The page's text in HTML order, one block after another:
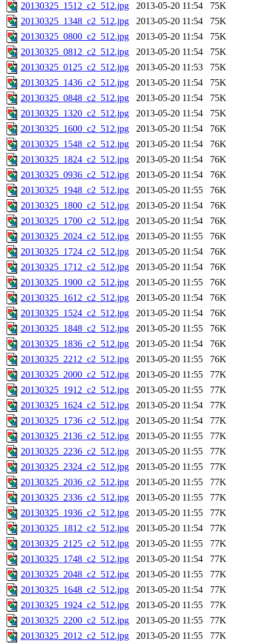
20130325_1512_c2_512.jpg
2013-05-20 11:54
75K
20130325_1348_c2_512.jpg
2013-05-20 11:54
75K
20130325_0800_c2_512.jpg
2013-05-20 11:54
75K
20130325_0812_c2_512.jpg
2013-05-20 11:54
75K
20130325_0125_c2_512.jpg
2013-05-20 11:53
75K
20130325_1436_c2_512.jpg
2013-05-20 11:54
75K
20130325_0848_c2_512.jpg
2013-05-20 11:54
75K
20130325_1320_c2_512.jpg
2013-05-20 11:54
75K
20130325_1600_c2_512.jpg
2013-05-20 11:54
76K
20130325_1548_c2_512.jpg
2013-05-20 11:54
76K
20130325_1824_c2_512.jpg
2013-05-20 11:54
76K
20130325_0936_c2_512.jpg
2013-05-20 11:54
76K
20130325_1948_c2_512.jpg
2013-05-20 11:55
76K
20130325_1800_c2_512.jpg
2013-05-20 11:54
76K
20130325_1700_c2_512.jpg
2013-05-20 11:54
76K
20130325_2024_c2_512.jpg
2013-05-20 11:55
76K
20130325_1724_c2_512.jpg
2013-05-20 11:54
76K
20130325_1712_c2_512.jpg
2013-05-20 11:54
76K
20130325_1900_c2_512.jpg
2013-05-20 11:55
76K
20130325_1612_c2_512.jpg
2013-05-20 11:54
76K
20130325_1524_c2_512.jpg
2013-05-20 11:54
76K
20130325_1848_c2_512.jpg
2013-05-20 11:55
76K
20130325_1836_c2_512.jpg
2013-05-20 11:54
76K
20130325_2212_c2_512.jpg
2013-05-20 11:55
76K
20130325_2000_c2_512.jpg
2013-05-20 11:55
77K
20130325_1912_c2_512.jpg
2013-05-20 11:55
77K
20130325_1624_c2_512.jpg
2013-05-20 11:54
77K
20130325_1736_c2_512.jpg
2013-05-20 11:54
77K
20130325_2136_c2_512.jpg
2013-05-20 11:55
77K
20130325_2236_c2_512.jpg
2013-05-20 11:55
77K
20130325_2324_c2_512.jpg
2013-05-20 11:55
77K
20130325_2036_c2_512.jpg
2013-05-20 11:55
77K
20130325_2336_c2_512.jpg
2013-05-20 11:55
77K
20130325_1936_c2_512.jpg
2013-05-20 11:55
77K
20130325_1812_c2_512.jpg
2013-05-20 11:54
77K
20130325_2125_c2_512.jpg
2013-05-20 11:55
77K
20130325_1748_c2_512.jpg
2013-05-20 11:54
77K
20130325_2048_c2_512.jpg
2013-05-20 11:55
77K
20130325_1648_c2_512.jpg
2013-05-20 11:54
77K
20130325_1924_c2_512.jpg
2013-05-20 11:55
77K
20130325_2200_c2_512.jpg
2013-05-20 11:55
77K
20130325_2012_c2_512.jpg
2013-05-20 11:55 77K